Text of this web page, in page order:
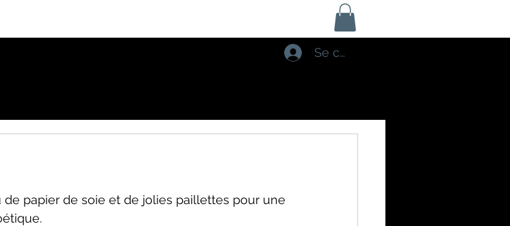
Se connecter
papier de soie et de jolies paillettes pour une